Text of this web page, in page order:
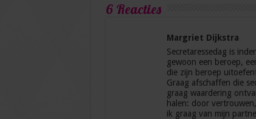
6 Reacties
Margriet Dijkstra
Secretaressedag is
gewoon een beroep,
die zijn beroep
Graag afschaffen die
graag waardering
halen: door
ik graag van mijn